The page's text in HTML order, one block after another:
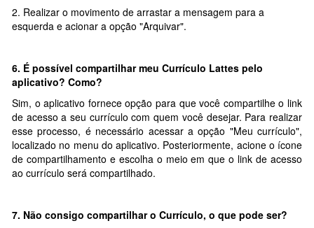
2. Realizar o movimento de arrastar a mensagem para a
esquerda e acionar a opção "Arquivar".
6. É possível compartilhar meu Currículo Lattes pelo
aplicativo? Como?
Sim, o aplicativo fornece opção para que você compartilhe o link
de acesso a seu currículo com quem você desejar. Para realizar
esse processo, é necessário acessar a opção "Meu currículo",
localizado no menu do aplicativo. Posteriormente, acione o ícone
de compartilhamento e escolha o meio em que o link de acesso
ao currículo será compartilhado.
7. Não consigo compartilhar o Currículo, o que pode ser?